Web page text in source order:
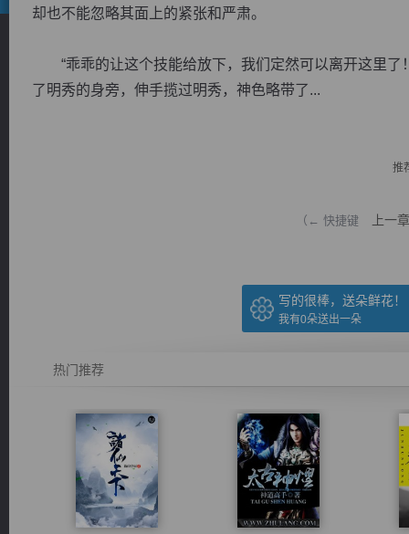
却也不能忽略其面上的紧张和严肃。
“乖乖的让这个技能给放下，我们定然可以离开这里了
了明秀的身旁，伸手揽过明秀，神色略带了...
推
（← 快捷键 上一章
写的很棒，送朵鲜花！
我有0朵送出一朵
热门推荐